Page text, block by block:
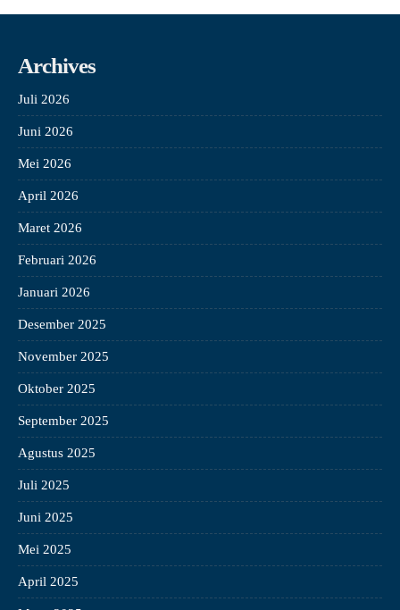
Archives
Juli 2026
Juni 2026
Mei 2026
April 2026
Maret 2026
Februari 2026
Januari 2026
Desember 2025
November 2025
Oktober 2025
September 2025
Agustus 2025
Juli 2025
Juni 2025
Mei 2025
April 2025